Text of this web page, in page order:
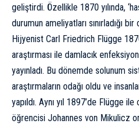
geliştirdi. Özellikle 1870 yılında,
durumun ameliyatları sınırladığı
Hijyenist Carl Friedrich Flügge
araştırması ile damlacık
yayınladı. Bu dönemde solunum
araştırmaların odağı oldu ve
yapıldı. Aynı yıl 1897’de Flügge
öğrencisi Johannes von Mikulicz